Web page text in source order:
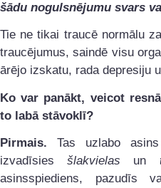
šādu nogulsnējumu svars
Tie ne tikai traucē normālu
traucējumus, saindē visu
ārējo izskatu, rada depresiju
Ko var panākt, veicot
to labā stāvoklī?
Pirmais. Tas uzlabo
izvadīsiesšlakvielas un
asinsspiediens, pazudīs